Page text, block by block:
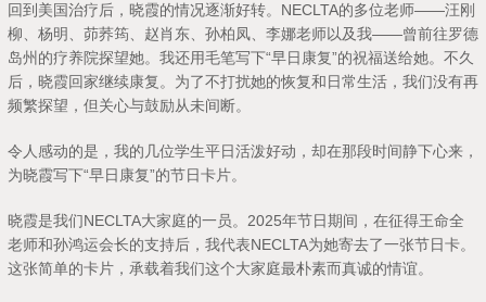
回到美国治疗后，晓霞的情况逐渐好转。NECLTA的多位老师——汪刚
柳、杨明、茆荞筠、赵肖东、孙柏凤、李娜老师以及我——曾前往罗德
岛州的疗养院探望她。我还用毛笔写下“早日康复”的祝福送给她。不久
后，晓霞回家继续康复。为了不打扰她的恢复和日常生活，我们没有再
频繁探望，但关心与鼓励从未间断。
令人感动的是，我的几位学生平日活泼好动，却在那段时间静下心来，
为晓霞写下“早日康复”的节日卡片。
晓霞是我们NECLTA大家庭的一员。2025年节日期间，在征得王命全
老师和孙鸿运会长的支持后，我代表NECLTA为她寄去了一张节日卡。
这张简单的卡片，承载着我们这个大家庭最朴素而真诚的情谊。